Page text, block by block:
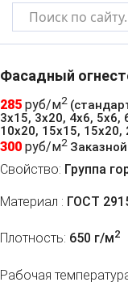
Фасадный
285 руб/м2
3х15, 3х20, 4х6, 5х6,
10х20, 15х15,
300 руб/м2
Свойство: Группа
Материал : ГОСТ
Плотность: 650 г/м2
Рабочая